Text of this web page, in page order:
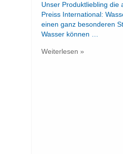
Unser Produktliebling die
Preiss International:
einen ganz besonderen
Wasser können …
Weiterlesen »